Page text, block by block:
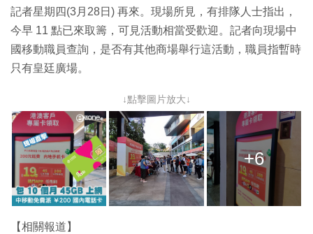
記者星期四(3月28日) 再來。現場所見，有排隊人士指出，
今早 11 點已來取籌，可見活動相當受歡迎。記者向現場中
國移動職員查詢，是否有其他商場舉行這活動，職員指暫時
只有皇廷廣場。
↓點擊圖片放大↓
+6
【相關報道】